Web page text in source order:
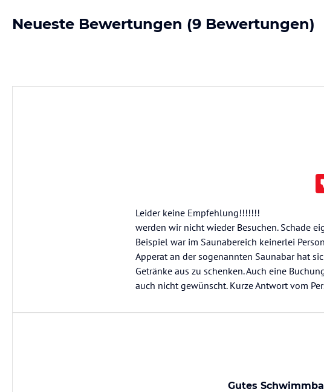
Neueste Bewertungen (9 Bewertungen)
Leider keine Empfehlung!!!!!!!
werden wir nicht wieder Besuchen. Schade
Beispiel war im Saunabereich keinerlei
Apperat an der sogenannten Saunabar hat
Getränke aus zu schenken. Auch eine
auch nicht gewünscht. Kurze Antwort vom
Gutes